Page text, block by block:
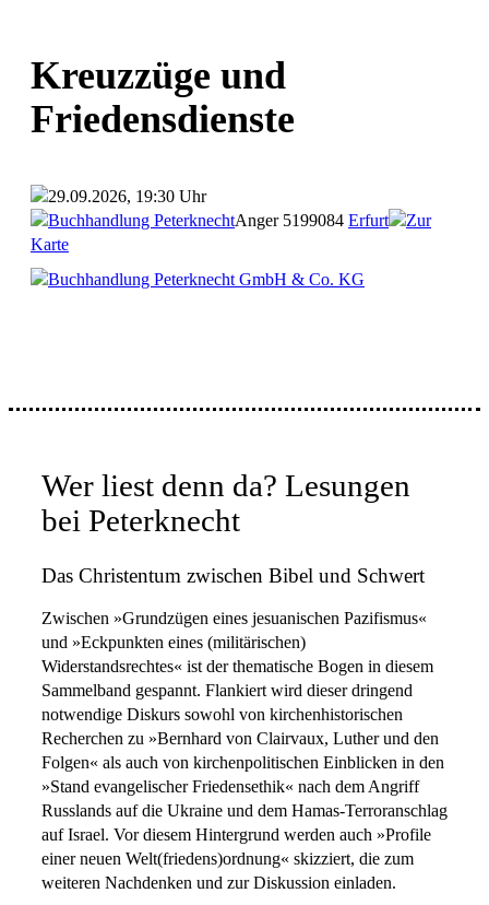
Kreuzzüge und
Friedensdienste
29.09.2026, 19:30 Uhr
Buchhandlung PeterknechtAnger 5199084 Erfurt
Zur
Karte
Buchhandlung Peterknecht GmbH & Co. KG
Wer liest denn da? Lesungen
bei Peterknecht
Das Christentum zwischen Bibel und Schwert
Zwischen »Grundzügen eines jesuanischen Pazifismus«
und »Eckpunkten eines (militärischen)
Widerstandsrechtes« ist der thematische Bogen in diesem
Sammelband gespannt. Flankiert wird dieser dringend
notwendige Diskurs sowohl von kirchenhistorischen
Recherchen zu »Bernhard von Clairvaux, Luther und den
Folgen« als auch von kirchenpolitischen Einblicken in den
»Stand evangelischer Friedensethik« nach dem Angriff
Russlands auf die Ukraine und dem Hamas-Terroranschlag
auf Israel. Vor diesem Hintergrund werden auch »Profile
einer neuen Welt(friedens)ordnung« skizziert, die zum
weiteren Nachdenken und zur Diskussion einladen.